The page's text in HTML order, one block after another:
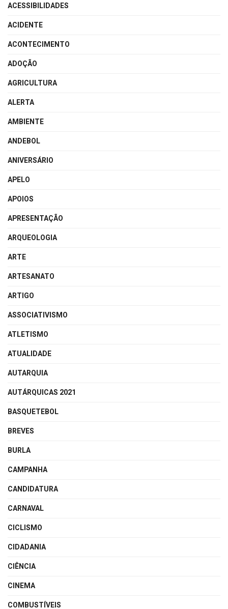
ACESSIBILIDADES
ACIDENTE
ACONTECIMENTO
ADOÇÃO
AGRICULTURA
ALERTA
AMBIENTE
ANDEBOL
ANIVERSÁRIO
APELO
APOIOS
APRESENTAÇÃO
ARQUEOLOGIA
ARTE
ARTESANATO
ARTIGO
ASSOCIATIVISMO
ATLETISMO
ATUALIDADE
AUTARQUIA
AUTÁRQUICAS 2021
BASQUETEBOL
BREVES
BURLA
CAMPANHA
CANDIDATURA
CARNAVAL
CICLISMO
CIDADANIA
CIÊNCIA
CINEMA
COMBUSTÍVEIS